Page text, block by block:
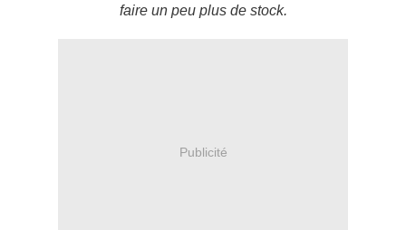
faire un peu plus de stock.
Publicité